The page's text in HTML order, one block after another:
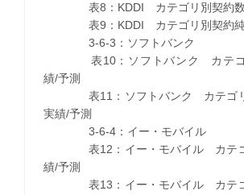
表8：KDDI カテゴリ別契約数
表9：KDDI カテゴリ別契約純
3-6-3：ソフトバンク
表10：ソフトバンク カテゴ
績/予測
表11：ソフトバンク カテゴリ
実績/予測
3-6-4：イー・モバイル
表12：イー・モバイル カテゴ
績/予測
表13：イー・モバイル カテゴ